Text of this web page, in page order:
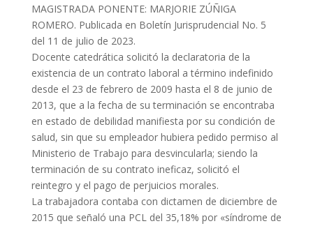
MAGISTRADA PONENTE: MARJORIE ZÚÑIGA
ROMERO. Publicada en Boletín Jurisprudencial No. 5
del 11 de julio de 2023.
Docente catedrática solicitó la declaratoria de la
existencia de un contrato laboral a término indefinido
desde el 23 de febrero de 2009 hasta el 8 de junio de
2013, que a la fecha de su terminación se encontraba
en estado de debilidad manifiesta por su condición de
salud, sin que su empleador hubiera pedido permiso al
Ministerio de Trabajo para desvincularla; siendo la
terminación de su contrato ineficaz, solicitó el
reintegro y el pago de perjuicios morales.
La trabajadora contaba con dictamen de diciembre de
2015 que señaló una PCL del 35,18% por «síndrome de